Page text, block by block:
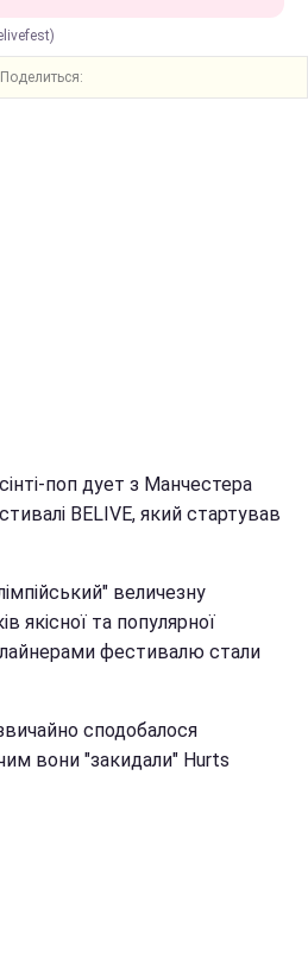
Поделиться:
поп дует з Манчестера
BELIVE, який стартував
величезну
якісної та популярної
фестивалю стали
сподобалося
вони "закидали" Hurts